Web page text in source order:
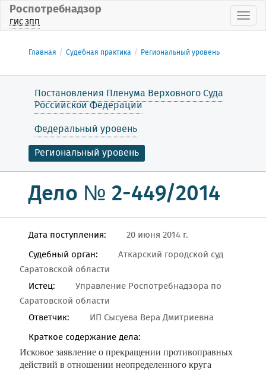
Роспотребнадзор
ГИС ЗПП
Главная Судебная практика Региональный уровень
Постановления Пленума Верховного Суда
Российской Федерации
Федеральный уровень
Региональный уровень
Дело № 2-449/2014
Дата поступления:
20 июня 2014 г.
Судебный орган:
Аткарский городской суд
Саратовской области
Истец:
Управление Роспотребнадзора по
Саратовской области
Ответчик:
ИП Сысуева Вера Дмитриевна
Краткое содержание дела:
Исковое заявление о прекращении противоправных
действий в отношении неопределенного круга